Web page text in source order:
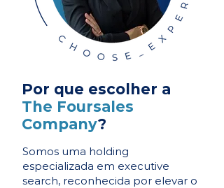
Por que escolher a
The Foursales
Company?
Somos uma holding
especializada em executive
search, reconhecida por elevar o